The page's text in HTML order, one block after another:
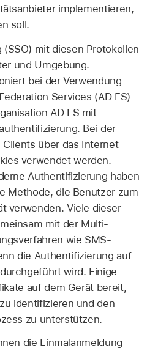
implementieren,
soll.
(SSO) mit diesen Protokollen
und Umgebung.
bei der Verwendung
Services (AD FS)
AD FS mit
Bei der
über das Internet
verwendet werden.
Authentifizierung haben
Methode, die Benutzer zum
verwenden. Viele dieser
mit der Multi-
wie SMS-
die Authentifizierung auf
wird. Einige
auf dem Gerät bereit,
identifizieren und den
zu unterstützen.
die Einmalanmeldung